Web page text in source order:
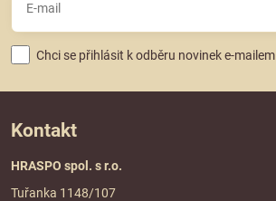
Chci se přihlásit k odběru novinek e-mailem
Kontakt
HRASPO spol. s r.o.
Tuřanka 1148/107